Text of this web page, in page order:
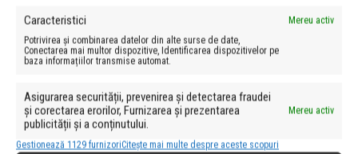
Caracteristici
Mereu activ
Potrivirea și combinarea datelor din alte surse de date,
Conectarea mai multor dispozitive, Identificarea dispozitivelor pe
baza informațiilor transmise automat.
Asigurarea securității, prevenirea și detectarea fraudei
și corectarea erorilor, Furnizarea și prezentarea
publicității și a conținutului.
Mereu activ
Gestionează 1129 furnizoriCitește mai multe despre aceste scopuri
Ștefan Bârgăoanu